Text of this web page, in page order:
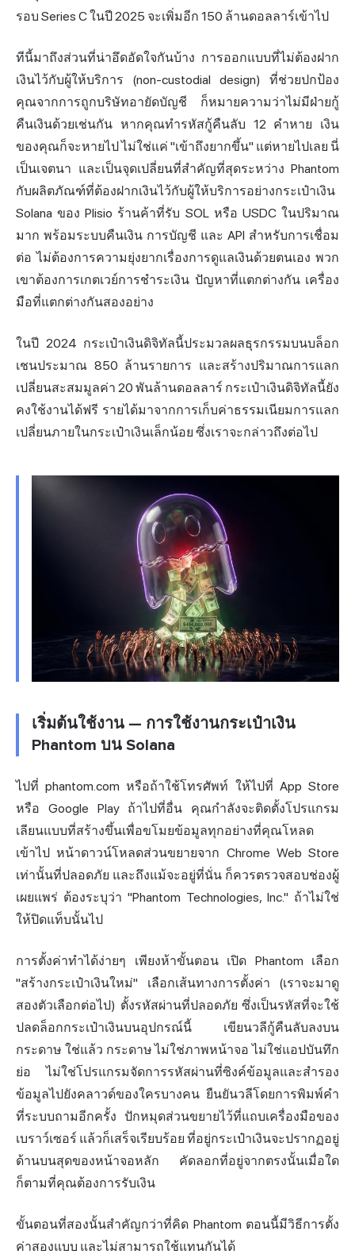
รอบ Series C ในปี 2025 จะเพิ่มอีก 150 ล้านดอลลาร์เข้าไป
ทีนี้มาถึงส่วนที่น่าอึดอัดใจกันบ้าง การออกแบบที่ไม่ต้องฝาก
เงินไว้กับผู้ให้บริการ (non-custodial design) ที่ช่วยปกป้อง
คุณจากการถูกบริษัทอายัดบัญชี ก็หมายความว่าไม่มีฝ่ายกู้
คืนเงินด้วยเช่นกัน หากคุณทำรหัสกู้คืนลับ 12 คำหาย เงิน
ของคุณก็จะหายไป ไม่ใช่แค่ "เข้าถึงยากขึ้น" แต่หายไปเลย นี่
เป็นเจตนา และเป็นจุดเปลี่ยนที่สำคัญที่สุดระหว่าง Phantom
กับผลิตภัณฑ์ที่ต้องฝากเงินไว้กับผู้ให้บริการอย่างกระเป๋าเงิน
Solana ของ Plisio ร้านค้าที่รับ SOL หรือ USDC ในปริมาณ
มาก พร้อมระบบคืนเงิน การบัญชี และ API สำหรับการเชื่อม
ต่อ ไม่ต้องการความยุ่งยากเรื่องการดูแลเงินด้วยตนเอง พวก
เขาต้องการเกตเวย์การชำระเงิน ปัญหาที่แตกต่างกัน เครื่อง
มือที่แตกต่างกันสองอย่าง
ในปี 2024 กระเป๋าเงินดิจิทัลนี้ประมวลผลธุรกรรมบนบล็อก
เชนประมาณ 850 ล้านรายการ และสร้างปริมาณการแลก
เปลี่ยนสะสมมูลค่า 20 พันล้านดอลลาร์ กระเป๋าเงินดิจิทัลนี้ยัง
คงใช้งานได้ฟรี รายได้มาจากการเก็บค่าธรรมเนียมการแลก
เปลี่ยนภายในกระเป๋าเงินเล็กน้อย ซึ่งเราจะกล่าวถึงต่อไป
เริ่มต้นใช้งาน — การใช้งานกระเป๋าเงิน
Phantom บน Solana
ไปที่ phantom.com หรือถ้าใช้โทรศัพท์ ให้ไปที่ App Store
หรือ Google Play ถ้าไปที่อื่น คุณกำลังจะติดตั้งโปรแกรม
เลียนแบบที่สร้างขึ้นเพื่อขโมยข้อมูลทุกอย่างที่คุณโหลด
เข้าไป หน้าดาวน์โหลดส่วนขยายจาก Chrome Web Store
เท่านั้นที่ปลอดภัย และถึงแม้จะอยู่ที่นั่น ก็ควรตรวจสอบช่องผู้
เผยแพร่ ต้องระบุว่า "Phantom Technologies, Inc." ถ้าไม่ใช่
ให้ปิดแท็บนั้นไป
การตั้งค่าทำได้ง่ายๆ เพียงห้าขั้นตอน เปิด Phantom เลือก
"สร้างกระเป๋าเงินใหม่" เลือกเส้นทางการตั้งค่า (เราจะมาดู
สองตัวเลือกต่อไป) ตั้งรหัสผ่านที่ปลอดภัย ซึ่งเป็นรหัสที่จะใช้
ปลดล็อกกระเป๋าเงินบนอุปกรณ์นี้ เขียนวลีกู้คืนลับลงบน
กระดาษ ใช่แล้ว กระดาษ ไม่ใช่ภาพหน้าจอ ไม่ใช่แอปบันทึก
ย่อ ไม่ใช่โปรแกรมจัดการรหัสผ่านที่ซิงค์ข้อมูลและสำรอง
ข้อมูลไปยังคลาวด์ของใครบางคน ยืนยันวลีโดยการพิมพ์คำ
ที่ระบบถามอีกครั้ง ปักหมุดส่วนขยายไว้ที่แถบเครื่องมือของ
เบราว์เซอร์ แล้วก็เสร็จเรียบร้อย ที่อยู่กระเป๋าเงินจะปรากฏอยู่
ด้านบนสุดของหน้าจอหลัก คัดลอกที่อยู่จากตรงนั้นเมื่อใด
ก็ตามที่คุณต้องการรับเงิน
ขั้นตอนที่สองนั้นสำคัญกว่าที่คิด Phantom ตอนนี้มีวิธีการตั้ง
ค่าสองแบบ และไม่สามารถใช้แทนกันได้